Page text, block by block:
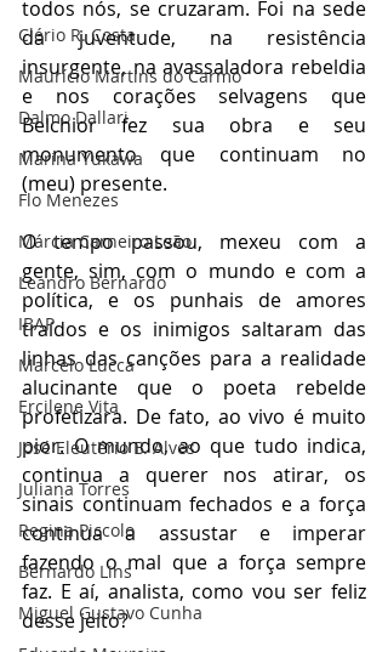
Clério R. Costa
Maurício Martins do Carmo
Dalmo Dallari
Marina Yukawa
Flo Menezes
Márcia Carneiro Leão
Leandro Bernardo
IBAP
Marcelo Lucca
Ercilene Vita
José Eleutério B. Alves
Juliana Torres
Regina Piccolo
Bernardo Lins
Miguel Gustavo Cunha
todos nós, se cruzaram. Foi na sede
da juventude, na resistência
insurgente, na avassaladora rebeldia
e nos corações selvagens que
Belchior fez sua obra e seu
monumento que continuam no
(meu) presente.
O tempo passou, mexeu com a
gente, sim, com o mundo e com a
política, e os punhais de amores
traídos e os inimigos saltaram das
linhas das canções para a realidade
alucinante que o poeta rebelde
profetizara. De fato, ao vivo é muito
pior. O mundo, ao que tudo indica,
continua a querer nos atirar, os
sinais continuam fechados e a força
continua a assustar e imperar
fazendo o mal que a força sempre
faz. E aí, analista, como vou ser feliz
desse jeito?